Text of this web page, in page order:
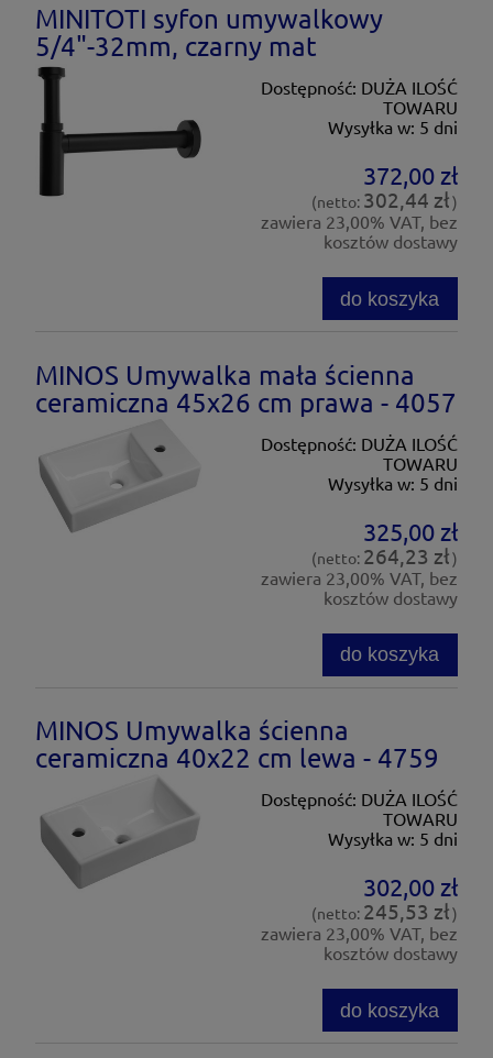
MINITOTI syfon umywalkowy
5/4"-32mm, czarny mat
Dostępność: DUŻA ILOŚĆ
TOWARU
Wysyłka w: 5 dni
372,00 zł
(netto: 302,44 zł)
zawiera 23,00% VAT, bez
kosztów dostawy
do koszyka
MINOS Umywalka mała ścienna
ceramiczna 45x26 cm prawa - 4057
Dostępność: DUŻA ILOŚĆ
TOWARU
Wysyłka w: 5 dni
325,00 zł
(netto: 264,23 zł)
zawiera 23,00% VAT, bez
kosztów dostawy
do koszyka
MINOS Umywalka ścienna
ceramiczna 40x22 cm lewa - 4759
Dostępność: DUŻA ILOŚĆ
TOWARU
Wysyłka w: 5 dni
302,00 zł
(netto: 245,53 zł)
zawiera 23,00% VAT, bez
kosztów dostawy
do koszyka